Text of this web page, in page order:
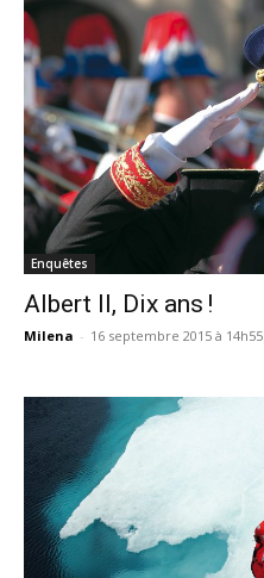
Enquêtes
Albert II, Dix ans !
Milena - 16 septembre 2015 à 14h55